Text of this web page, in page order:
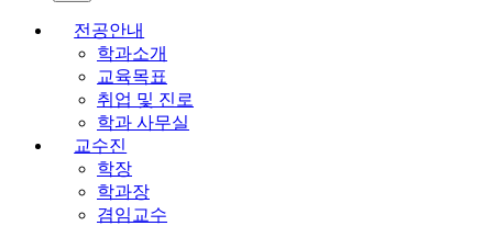
전공안내
학과소개
교육목표
취업 및 진로
학과 사무실
교수진
학장
학과장
겸임교수